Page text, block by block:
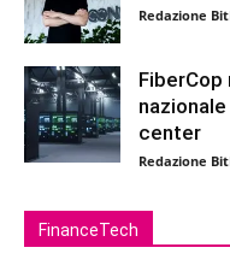
Redazione
FiberCop
center
Redazione
FinanceTech